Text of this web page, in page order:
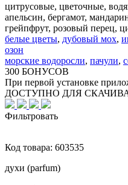
цитрусовые, цветочные,
апельсин, бергамот,
грейпфрут, розовый перец,
белые цветы, дубовый мох,
озон
морские водоросли, пачули,
300 БОНУСОВ
При первой установке
ДОСТУПНО ДЛЯ
Фильтровать
Код товара: 603535
духи (parfum)